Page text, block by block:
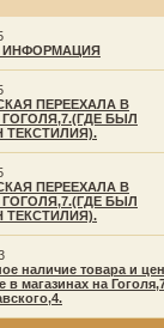
ИНФОРМАЦИЯ
ПЕРЕЕХАЛА В
БЫЛ
ТЕКСТИЛИЯ).
ПЕРЕЕХАЛА В
БЫЛ
ТЕКСТИЛИЯ).
наличие товара и
в магазинах на